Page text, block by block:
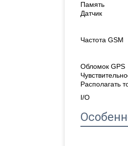
Память
Датчик
Частота GSM
Обломок GPS
Располагать
I/O